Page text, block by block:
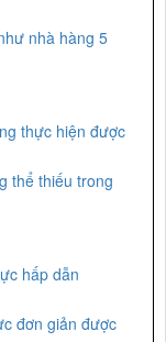
nhà hàng 5
thực hiện được
thể thiếu trong
hấp dẫn
đơn giản được